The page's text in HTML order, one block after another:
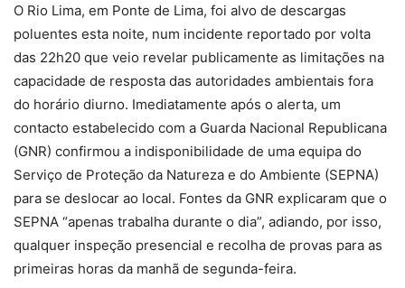
O Rio Lima, em Ponte de Lima, foi alvo de descargas
poluentes esta noite, num incidente reportado por volta
das 22h20 que veio revelar publicamente as limitações na
capacidade de resposta das autoridades ambientais fora
do horário diurno. Imediatamente após o alerta, um
contacto estabelecido com a Guarda Nacional Republicana
(GNR) confirmou a indisponibilidade de uma equipa do
Serviço de Proteção da Natureza e do Ambiente (SEPNA)
para se deslocar ao local. Fontes da GNR explicaram que o
SEPNA “apenas trabalha durante o dia”, adiando, por isso,
qualquer inspeção presencial e recolha de provas para as
primeiras horas da manhã de segunda-feira.